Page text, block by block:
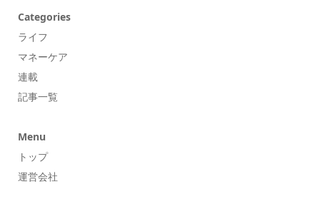
Categories
ライフ
マネーケア
連載
記事一覧
Menu
トップ
運営会社